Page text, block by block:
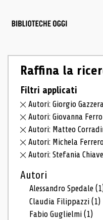
Raffina la
Filtri applicati
Autori: Giorgio
Autori: Giovanna Ferro
Autori: Matteo
Autori: Michela
Autori: Stefania
Autori
Alessandro Spedale
Claudia Filippazzi(1)
Fabio Guglielmi(1)